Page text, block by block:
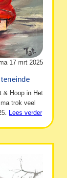
17 mrt 2025
& Hoop in Het
trok veel
Lees verder